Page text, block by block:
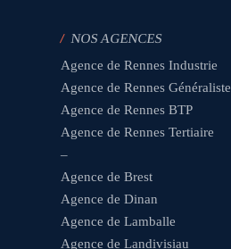
/ NOS AGENCES
Agence de Rennes Industrie
Agence de Rennes Généraliste
Agence de Rennes BTP
Agence de Rennes Tertiaire
–
Agence de Brest
Agence de Dinan
Agence de Lamballe
Agence de Landivisiau